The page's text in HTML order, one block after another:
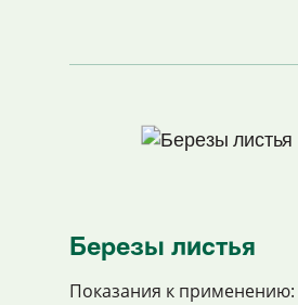
Березы листья
Показания к применению: